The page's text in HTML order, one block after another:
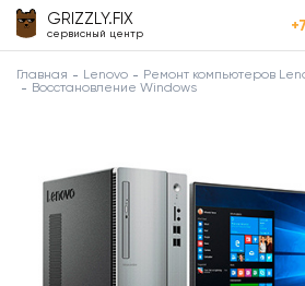
GRIZZLY.FIX
сервисный центр
Главная Lenovo
Ремонт компьютеров
Восстановление Windows